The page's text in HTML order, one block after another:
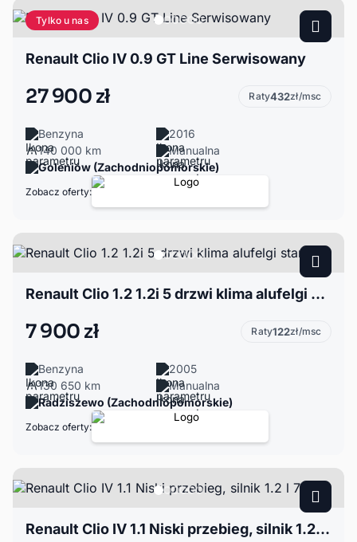
Tylko u nas
Renault Clio IV 0.9 GT Line Serwisowany
27 900 zł Raty432zł/msc
Benzyna
2016
140 000 km
Manualna
Goleniów (Zachodniopomorskie)
Zobacz oferty:
Renault Clio 1.2 1.2i 5 drzwi klima alufelgi stanBDB
7 900 zł Raty122zł/msc
Benzyna
2005
130 650 km
Manualna
Radziszewo (Zachodniopomorskie)
Zobacz oferty:
Renault Clio IV 1.1 Niski przebieg, silnik 1.2 l 73KM